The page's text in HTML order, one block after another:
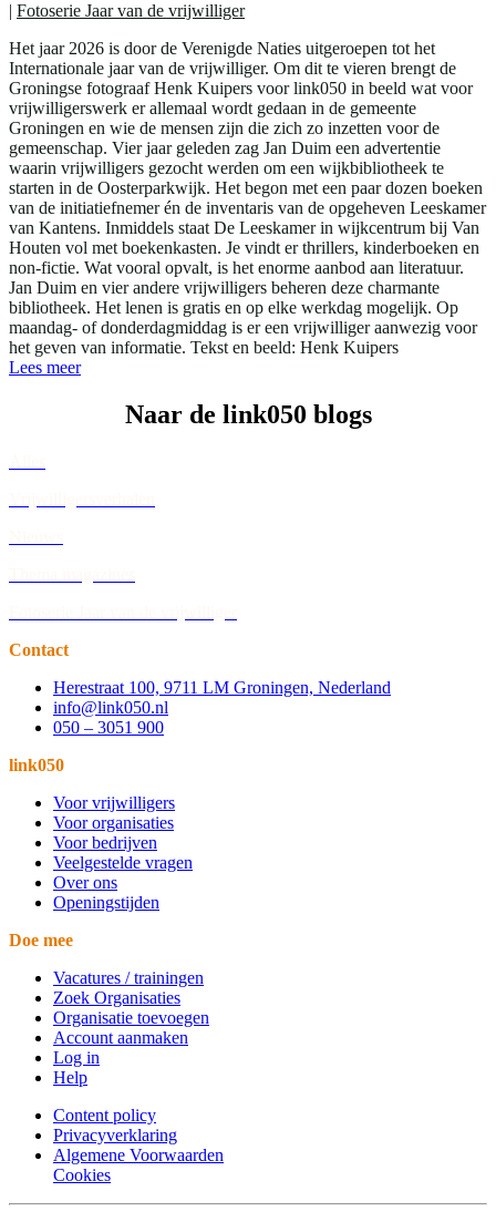
| Fotoserie Jaar van de vrijwilliger
Het jaar 2026 is door de Verenigde Naties uitgeroepen tot het
Internationale jaar van de vrijwilliger. Om dit te vieren brengt de
Groningse fotograaf Henk Kuipers voor link050 in beeld wat voor
vrijwilligerswerk er allemaal wordt gedaan in de gemeente
Groningen en wie de mensen zijn die zich zo inzetten voor de
gemeenschap. Vier jaar geleden zag Jan Duim een advertentie
waarin vrijwilligers gezocht werden om een wijkbibliotheek te
starten in de Oosterparkwijk. Het begon met een paar dozen boeken
van de initiatiefnemer én de inventaris van de opgeheven Leeskamer
van Kantens. Inmiddels staat De Leeskamer in wijkcentrum bij Van
Houten vol met boekenkasten. Je vindt er thrillers, kinderboeken en
non-fictie. Wat vooral opvalt, is het enorme aanbod aan literatuur.
Jan Duim en vier andere vrijwilligers beheren deze charmante
bibliotheek. Het lenen is gratis en op elke werkdag mogelijk. Op
maandag- of donderdagmiddag is er een vrijwilliger aanwezig voor
het geven van informatie. Tekst en beeld: Henk Kuipers
Lees meer
Naar de link050 blogs
Contact
Herestraat 100, 9711 LM Groningen, Nederland
info@link050.nl
050 – 3051 900
link050
Voor vrijwilligers
Voor organisaties
Voor bedrijven
Veelgestelde vragen
Over ons
Openingstijden
Doe mee
Vacatures / trainingen
Zoek Organisaties
Organisatie toevoegen
Account aanmaken
Log in
Help
Content policy
Privacyverklaring
Algemene Voorwaarden
Cookies